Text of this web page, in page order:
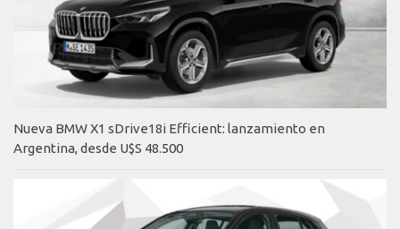
Nueva BMW X1 sDrive18i Efficient: lanzamiento en
Argentina, desde U$S 48.500